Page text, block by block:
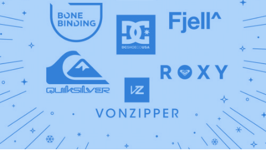
musikalische Reise durch Old-School Hip-Hop, Funk und
Soul.